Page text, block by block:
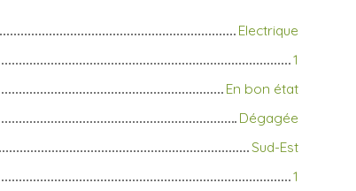
Electrique
1
En bon état
Dégagée
Sud-Est
1